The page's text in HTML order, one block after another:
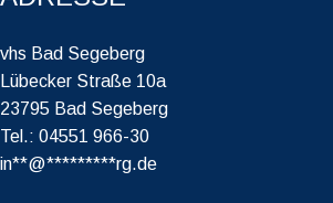
vhs Bad Segeberg
Lübecker Straße 10a
23795 Bad Segeberg
Tel.: 04551 966-30
in**@*********rg.de